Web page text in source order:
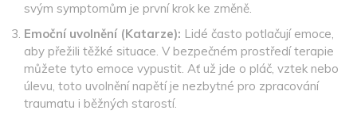
svým symptomům je první krok ke změně.
Emoční uvolnění (Katarze): Lidé často potlačují emoce,
aby přežili těžké situace. V bezpečném prostředí terapie
můžete tyto emoce vypustit. Ať už jde o pláč, vztek nebo
úlevu, toto uvolnění napětí je nezbytné pro zpracování
traumatu i běžných starostí.